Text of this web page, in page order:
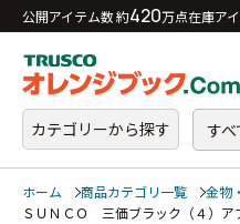
公開アイテム数 約420万点在庫ア
カテゴリーから探す すべ
ホーム 商品カテゴリ一覧 金物
ＳＵＮＣＯ 三価ブラック（４）